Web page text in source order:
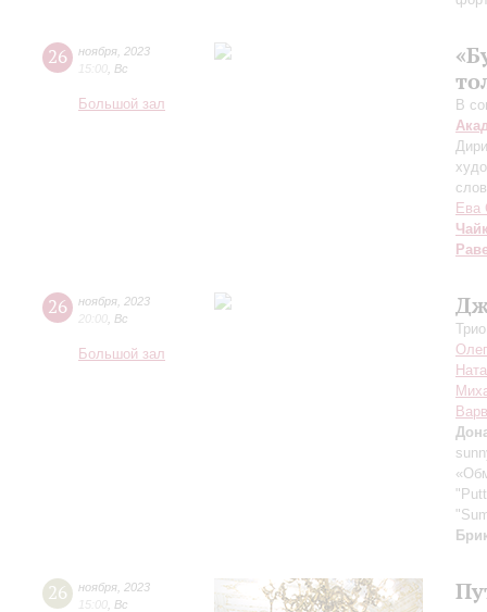
26 ноября 2023
15:00 Вс
Большой зал
В
Ева
26 ноября 2023
20:00 Вс
Большой зал
26 ноября 2023
15:00 Вс